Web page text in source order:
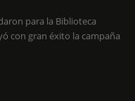
para la Biblioteca